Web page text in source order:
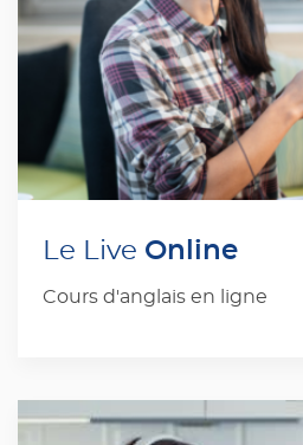
Le Live Online
Cours d'anglais en ligne